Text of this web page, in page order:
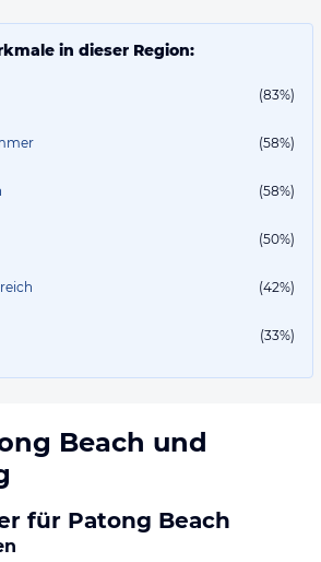
in dieser Region:
(83%)
(58%)
(58%)
(50%)
(42%)
(33%)
Beach und
für Patong Beach